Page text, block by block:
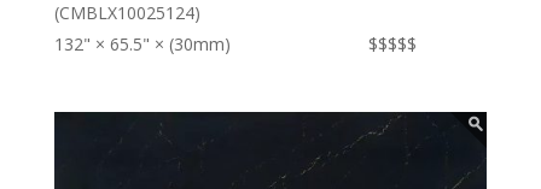
(CMBLX10025124)
132" × 65.5" × (30mm)
$$$$$